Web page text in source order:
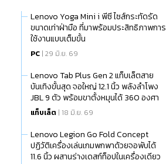
Lenovo Yoga Mini i พีซี ไซส์กระทัดรัด
ขนาดเท่าฝ่ามือ ที่มาพร้อมประสิทธิภาพการ
ใช้งานแบบเต็มขั้น
PC | 29 มิ.ย. 69
Lenovo Tab Plus Gen 2 แท็บเล็ตสาย
บันเทิงขั้นสุด จอใหญ่ 12.1 นิ้ว พลังลำโพง
JBL 9 ตัว พร้อมขาตั้งหมุนได้ 360 องศา
แท็บเล็ต | 18 มิ.ย. 69
Lenovo Legion Go Fold Concept
ปฏิวัติเครื่องเล่นเกมพกพาด้วยจอพับได้
11.6 นิ้ว ผสานร่างเดสก์ท็อปในเครื่องเดียว